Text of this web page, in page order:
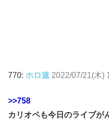
770: ホロ速 2022/07/21(木)
>>758
カリオペも今日のライブが